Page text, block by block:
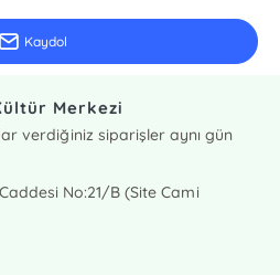
Kaydol
Merkezi
verdiğiniz siparişler aynı gün
No:21/B (Site Cami